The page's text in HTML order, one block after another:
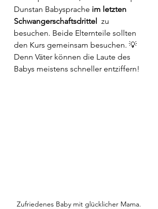
Dunstan Babysprache im letzten
Schwangerschaftsdrittel
  zu
besuchen. Beide Elternteile sollten
den Kurs gemeinsam besuchen. 💡
Denn Väter können die Laute des
Babys meistens schneller entziffern!
Zufriedenes Baby mit glücklicher Mama.